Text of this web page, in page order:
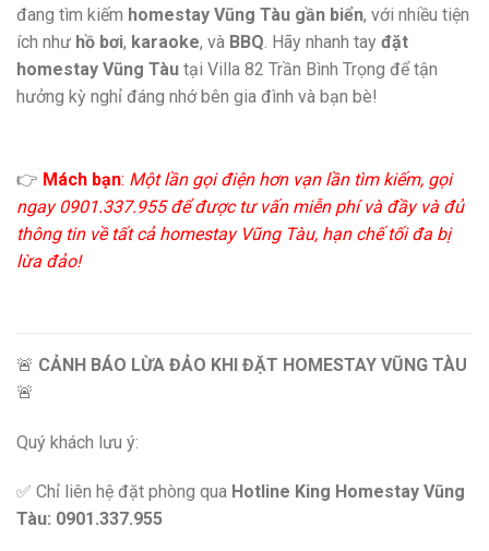
đang tìm kiếm homestay Vũng Tàu gần biển, với nhiều tiện
ích như hồ bơi, karaoke, và BBQ. Hãy nhanh tay đặt
homestay Vũng Tàu tại Villa 82 Trần Bình Trọng để tận
hưởng kỳ nghỉ đáng nhớ bên gia đình và bạn bè!
👉 Mách bạn: Một lần gọi điện hơn vạn lần tìm kiếm, gọi
ngay 0901.337.955 để được tư vấn miễn phí và đầy và đủ
thông tin về tất cả homestay Vũng Tàu, hạn chế tối đa bị
lừa đảo!
🚨 CẢNH BÁO LỪA ĐẢO KHI ĐẶT HOMESTAY VŨNG TÀU
🚨
Quý khách lưu ý:
✅ Chỉ liên hệ đặt phòng qua Hotline King Homestay Vũng
Tàu: 0901.337.955